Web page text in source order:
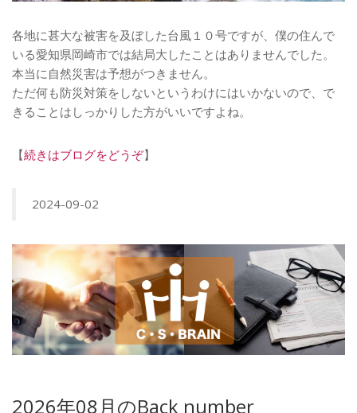
各地に甚大な被害を及ぼした台風１０号ですが、僕の住んで
いる愛知県岡崎市では結局大したことはありませんでした。
本当に自然災害は予想がつきません。
ただ何も防災対策をしないというわけにはいかないので、で
きることはしっかりした方がいいですよね。
【続きはブログをどうぞ】
2024-09-02
2026年08月のBack number